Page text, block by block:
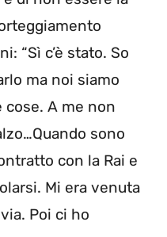
“Sì c’è stato. So
ma noi siamo
A me non
sono
con la Rai e
Mi era venuta
Poi ci ho